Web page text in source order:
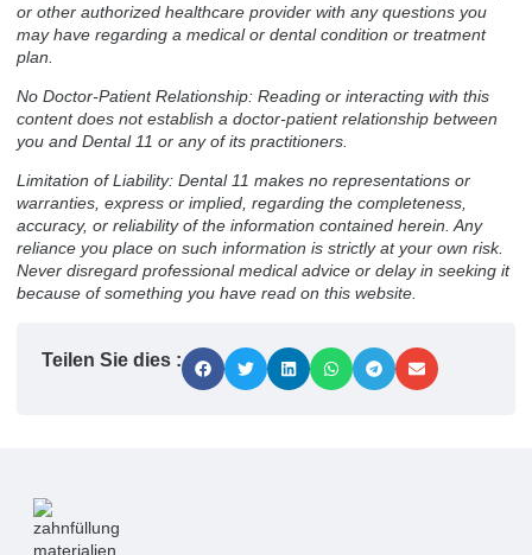
or other authorized healthcare provider with any questions you
may have regarding a medical or dental condition or treatment
plan.
No Doctor-Patient Relationship: Reading or interacting with this
content does not establish a doctor-patient relationship between
you and Dental 11 or any of its practitioners.
Limitation of Liability: Dental 11 makes no representations or
warranties, express or implied, regarding the completeness,
accuracy, or reliability of the information contained herein. Any
reliance you place on such information is strictly at your own risk.
Never disregard professional medical advice or delay in seeking it
because of something you have read on this website.
Teilen Sie dies :